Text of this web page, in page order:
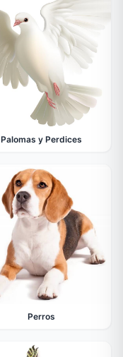
Palomas y Perdices
Perros